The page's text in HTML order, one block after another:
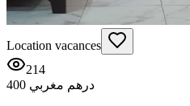
Location vacances
214
400 درهم مغربي